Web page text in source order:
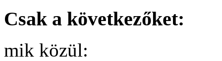
Csak a következőket:
mik közül: